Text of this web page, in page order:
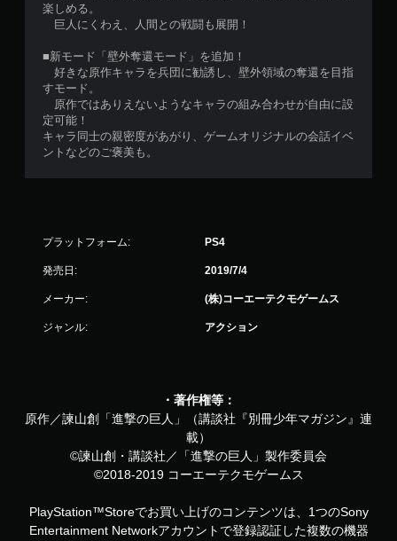
楽しめる。
巨人にくわえ、人間との戦闘も展開！
■新モード「壁外奪還モード」を追加！
好きな原作キャラを兵団に勧誘し、壁外領域の奪還を目指
すモード。
原作ではありえないようなキャラの組み合わせが自由に設
定可能！
キャラ同士の親密度があがり、ゲームオリジナルの会話イベ
ントなどのご褒美も。
プラットフォーム: PS4
発売日: 2019/7/4
メーカー: (株)コーエーテクモゲームス
ジャンル: アクション
・著作権等：
原作／諫山創「進撃の巨人」（講談社『別冊少年マガジン』連
載）
©諫山創・講談社／「進撃の巨人」製作委員会
©2018-2019 コーエーテクモゲームス
PlayStation™Storeでお買い上げのコンテンツは、1つのSony
Entertainment Networkアカウントで登録認証した複数の機器